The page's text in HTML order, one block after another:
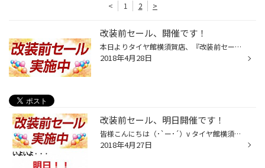
< 1 2 >
改装前セール、開催です！
本日よりタイヤ館横須賀店、『改装前セール』を開催しております。 期間は本日4月28日(土)～5月13日(日)となります。 皆様のご来店お待ちしておりますm(_ _)m
2018年4月28日
改装前セール、明日開催です！
皆様こんにちは（･`ー･´）v タイヤ館横須賀店、改装前セールがいよいよ明日開催です！ 期間は4/28(土)～5/13日(日)となります。 ぜひこの機会にタイヤやアルミホイールの交換をしませんか！？ もちろんエンジンオイル、バッテリーなどのメンテナンス用品もご用意しております。 無料安全点検も行っ...
2018年4月27日